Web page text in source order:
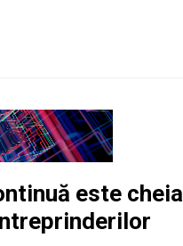
este cheia